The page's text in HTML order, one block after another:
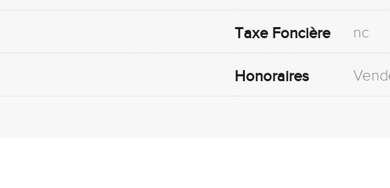
Taxe Foncière nc
Honoraires